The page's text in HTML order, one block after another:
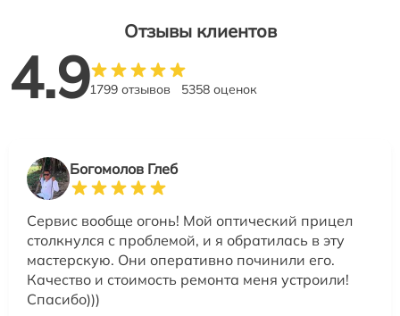
Отзывы клиентов
4.91799 отзывов 5358 оценок
Богомолов Глеб
Сервис вообще огонь! Мой оптический прицел
столкнулся с проблемой, и я обратилась в эту
мастерскую. Они оперативно починили его.
Качество и стоимость ремонта меня устроили!
Спасибо)))